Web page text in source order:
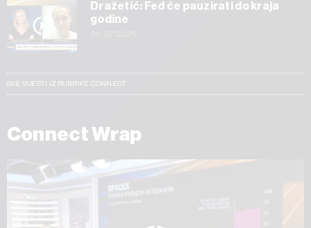
Dražetić: Fed će pauzirati do kraja
godine
SVE VIJESTI IZ RUBRIKE CONNECT
Connect Wrap